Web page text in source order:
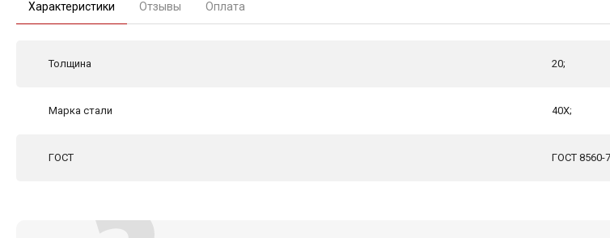
Характеристики Отзывы Оплата
Толщина 20;
Марка стали 40Х;
ГОСТ ГОСТ 8560-